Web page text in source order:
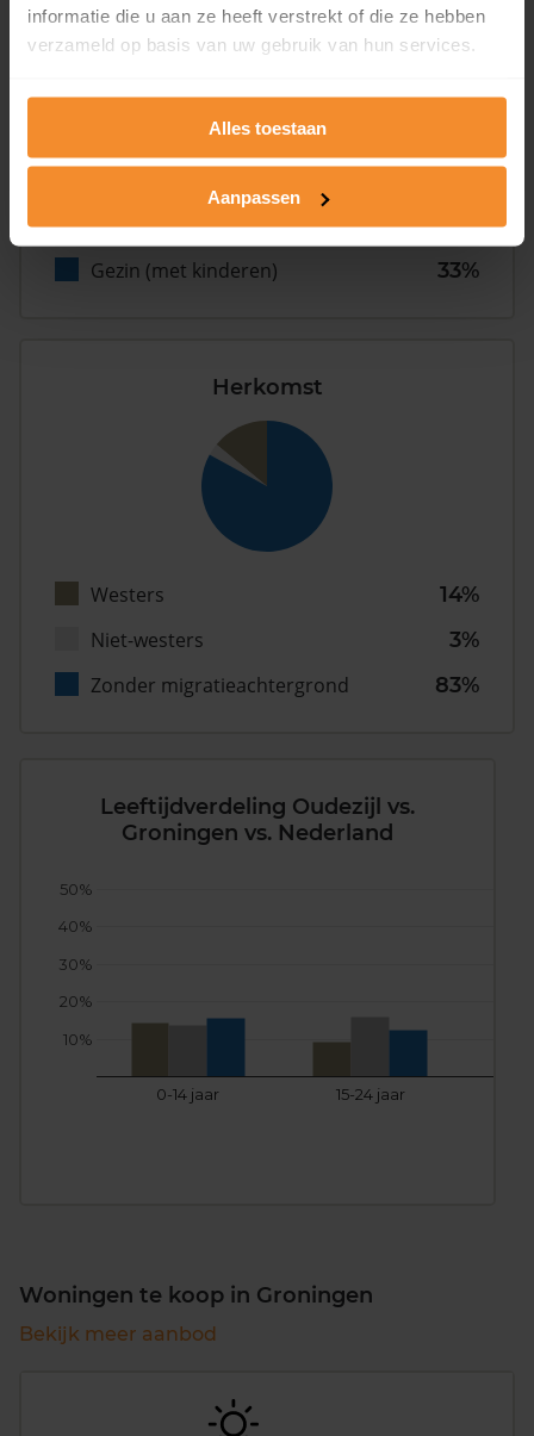
informatie die u aan ze heeft verstrekt of die ze hebben
verzameld op basis van uw gebruik van hun services.
Alles toestaan
Aanpassen
Stel (geen kinderen)
29%
Gezin (met kinderen)
33%
Herkomst
Westers
14%
Niet-westers
3%
Zonder migratieachtergrond
83%
Leeftijdverdeling Oudezijl vs.
Groningen vs. Nederland
0-14 jaar 15-24 jaar
10%
20%
30%
40%
50%
Woningen te koop in Groningen
Bekijk meer aanbod